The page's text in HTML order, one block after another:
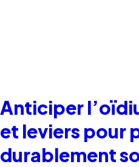
Anticiper
et leviers pour
durablement